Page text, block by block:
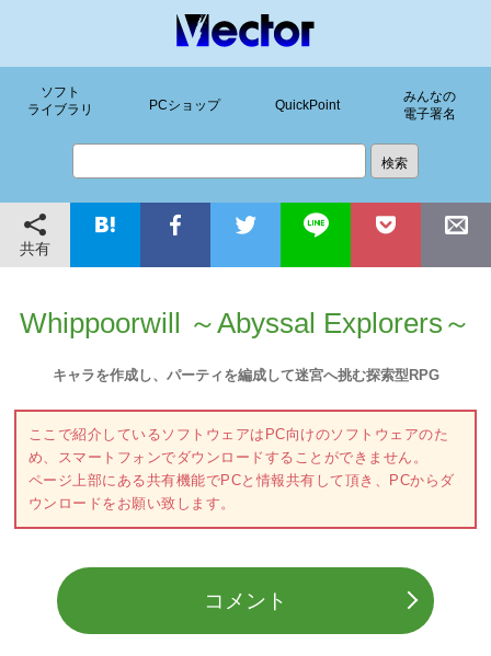
ソフト
ライブラリ
PCショップ QuickPoint
みんなの
電子署名
共有
Whippoorwill ～Abyssal Explorers～
キャラを作成し、パーティを編成して迷宮へ挑む探索型RPG
ここで紹介しているソフトウェアはPC向けのソフトウェアのた
め、スマートフォンでダウンロードすることができません。
ページ上部にある共有機能でPCと情報共有して頂き、PCからダ
ウンロードをお願い致します。
コメント